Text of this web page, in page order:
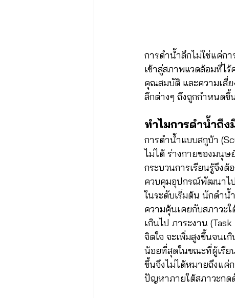
การดำน้ำลึกไม่ใช่แค่ก
เข้าสู่สภาพแวดล้อมที่ไ
คุณสมบัติ และความเสี่
ลึกต่างๆ ถึงถูกกำหนดขึ้
ทำไมการดำน้ำถึง
การดำน้ำแบบสกูบ้า
ไม่ได้ ร่างกายของมนุษ
กระบวนการเรียนรู้จึงต้
ควบคุมอุปกรณ์พัฒนาไ
ในระดับเริ่มต้น นักดำน้
ความคุ้นเคยกับสภาวะ
เกินไป ภาระงาน
จิตใจ จะเพิ่มสูงขึ้นจนเ
น้อยที่สุดในขณะที่ผู้เรีย
ขึ้นจึงไม่ได้หมายถึงแค่
ปัญหาภายใต้สภาวะกด